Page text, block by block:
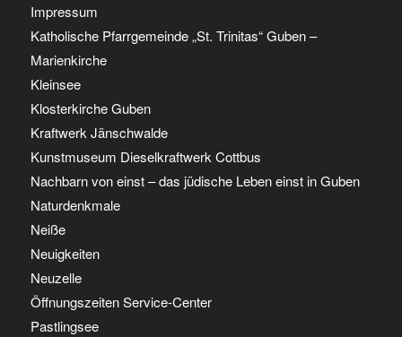
Impressum
Katholische Pfarrgemeinde „St. Trinitas“ Guben –
Marienkirche
Kleinsee
Klosterkirche Guben
Kraftwerk Jänschwalde
Kunstmuseum Dieselkraftwerk Cottbus
Nachbarn von einst – das jüdische Leben einst in Guben
Naturdenkmale
Neiße
Neuigkeiten
Neuzelle
Öffnungszeiten Service-Center
Pastlingsee